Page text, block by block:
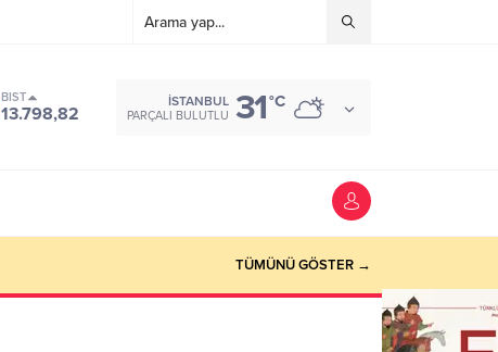
BIST
13.798,82
İSTANBUL
PARÇALI BULUTLU 31°C
TÜMÜNÜ GÖSTER →